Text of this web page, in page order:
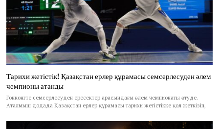
Тарихи жетістік! Қазақстан ерлер құрамасы семсерлесуден әлем
чемпионы атанды
Гонконгте семсерлесуден ересектер арасындағы әлем чемпионаты өтуде.
Аталмыш додада Қазақстан ерлер құрамасы тарихи жетістікке қол жеткізіп,